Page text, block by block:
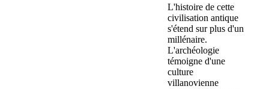
L'histoire de cette
civilisation antique
s'étend sur plus d'un
millénaire.
L'archéologie
témoigne d'une
culture
villanovienne